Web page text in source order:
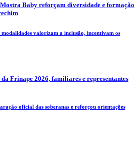
Baby reforçam diversidade e formação
modalidades valorizam a inclusão, incentivam os
Frinape 2026, familiares e representantes
oficial das soberanas e reforçou orientações